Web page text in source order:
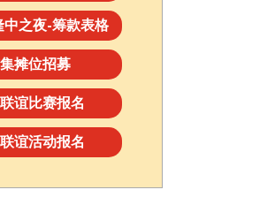
中之夜-筹款表格
摊位招募
谊比赛报名
谊活动报名